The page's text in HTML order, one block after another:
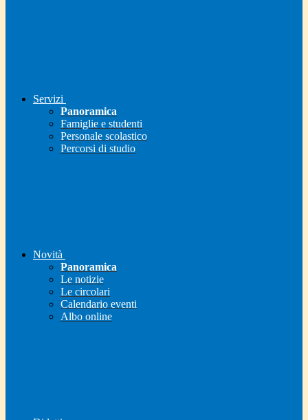
Servizi
Panoramica
Famiglie e studenti
Personale scolastico
Percorsi di studio
Novità
Panoramica
Le notizie
Le circolari
Calendario eventi
Albo online